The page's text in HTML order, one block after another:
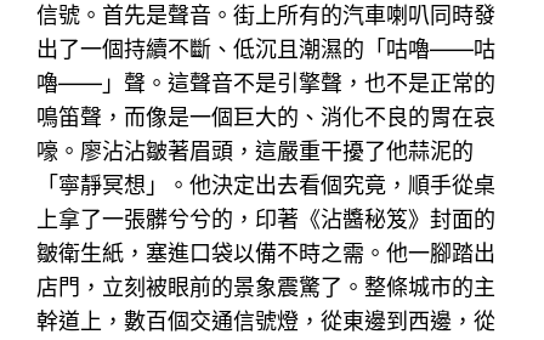
信號。首先是聲音。街上所有的汽車喇叭同時發
出了一個持續不斷、低沉且潮濕的「咕嚕——咕
嚕——」聲。這聲音不是引擎聲，也不是正常的
鳴笛聲，而像是一個巨大的、消化不良的胃在哀
嚎。廖沾沾皺著眉頭，這嚴重干擾了他蒜泥的
「寧靜冥想」。他決定出去看個究竟，順手從桌
上拿了一張髒兮兮的，印著《沾醬秘笈》封面的
皺衛生紙，塞進口袋以備不時之需。他一腳踏出
店門，立刻被眼前的景象震驚了。整條城市的主
幹道上，數百個交通信號燈，從東邊到西邊，從